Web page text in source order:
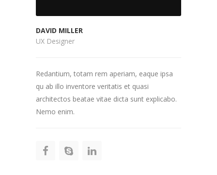
DAVID MILLER
UX Designer
Redantium, totam rem aperiam, eaque ipsa
qu ab illo inventore veritatis et quasi
architectos beatae vitae dicta sunt explicabo.
Nemo enim.